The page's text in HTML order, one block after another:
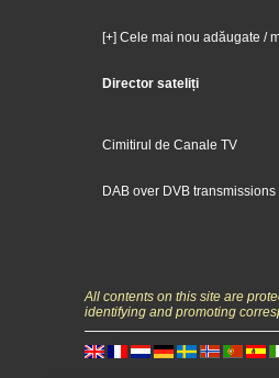
[+] Cele mai nou adăugate /
Director sateliți
Cimitirul de Canale TV
DAB over DVB transmissions
All contents on this site are
identifying and promoting